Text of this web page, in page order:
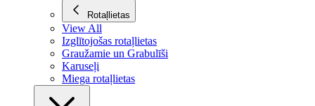
Rotaļlietas
View All
Izglītojošas rotaļlietas
Graužamie un Grabulīši
Karuseļi
Miega rotaļlietas